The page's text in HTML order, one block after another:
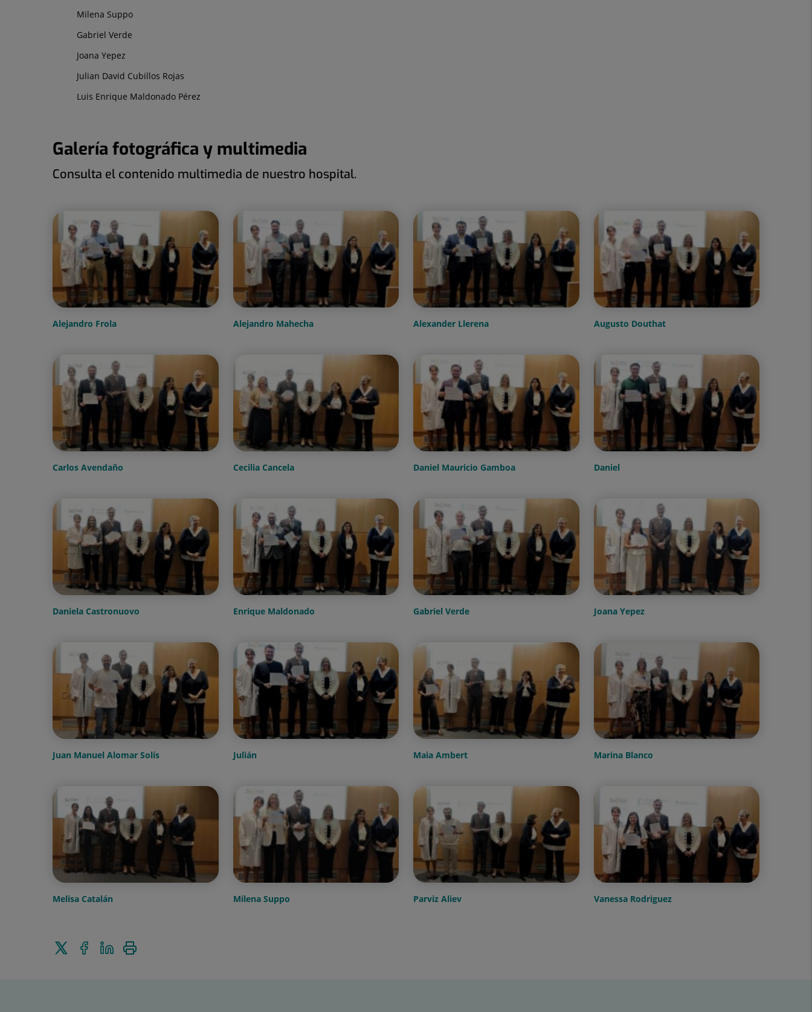
Milena Suppo
Gabriel Verde
Joana Yepez
Julian David Cubillos Rojas
Luis Enrique Maldonado Pérez
Galería fotográfica y multimedia
Consulta el contenido multimedia de nuestro hospital.
Alejandro Frola Alejandro Mahecha Alexander Llerena Augusto Douthat
Carlos Avendaño Cecilia Cancela Daniel Mauricio Gamboa Daniel
Daniela Castronuovo Enrique Maldonado Gabriel Verde Joana Yepez
Juan Manuel Alomar Solís Julián Maia Ambert Marina Blanco
Melisa Catalán Milena Suppo Parviz Aliev Vanessa Rodriguez
Enviar
CompartirCompartir